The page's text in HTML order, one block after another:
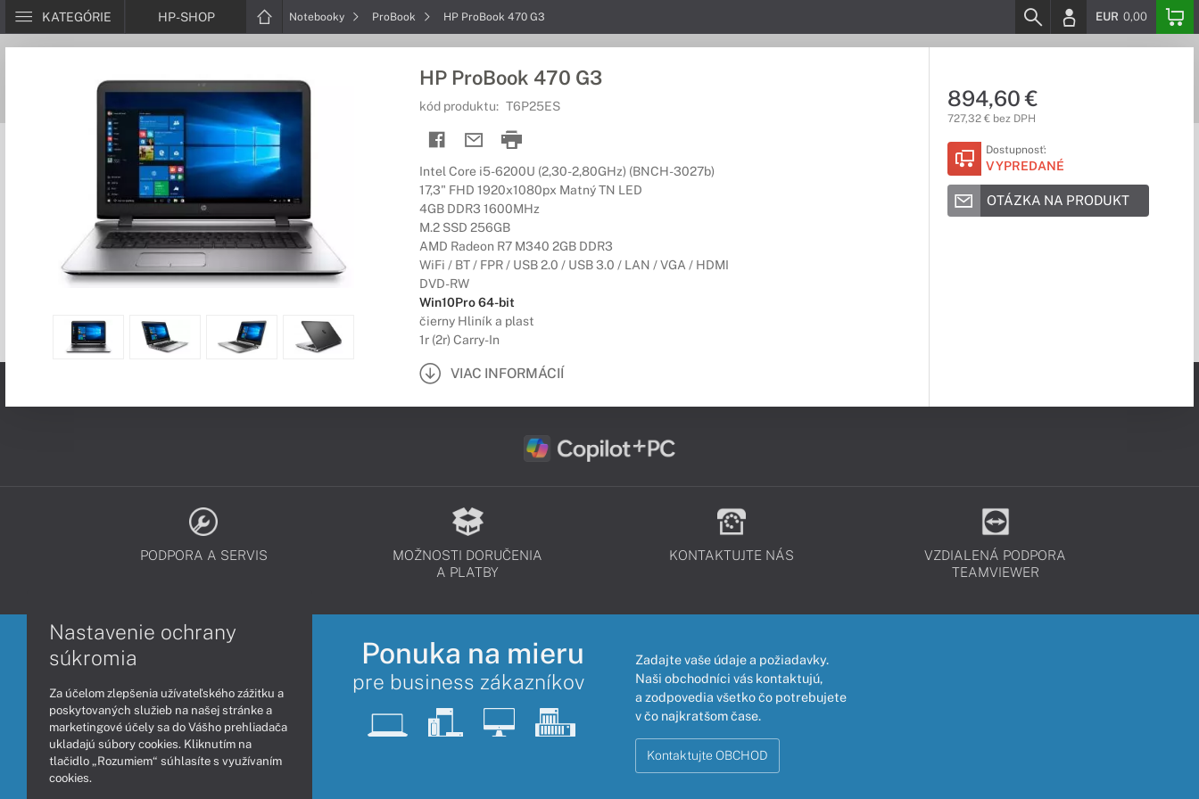
KATEGÓRIE HP-SHOP Notebooky ProBook HP ProBook 470 G3 EUR 0,00
HP ProBook 470 G3
kód produktu: T6P25ES
Intel Core i5-6200U (2,30-2,80GHz) (BNCH-3027b)
17,3" FHD 1920x1080px Matný TN LED
4GB DDR3 1600MHz
M.2 SSD 256GB
AMD Radeon R7 M340 2GB DDR3
WiFi / BT / FPR / USB 2.0 / USB 3.0 / LAN / VGA / HDMI
DVD-RW
Win10Pro 64-bit
čierny Hliník a plast
1r (2r) Carry-In
VIAC INFORMÁCIÍ
894,60 €
727,32 € bez DPH
Dostupnosť:
VYPREDANÉ
OTÁZKA NA PRODUKT
PODPORA A SERVIS
MOŽNOSTI DORUČENIA
A PLATBY
KONTAKTUJTE NÁS
VZDIALENÁ PODPORA
TEAMVIEWER
Ponuka na mieru
pre business zákazníkov
Zadajte vaše údaje a požiadavky.
Naši obchodníci vás kontaktujú,
a zodpovedia všetko čo potrebujete
v čo najkratšom čase.
Kontaktujte OBCHOD
Nastavenie ochrany
súkromia
Za účelom zlepšenia užívateľského zážitku a
poskytovaných služieb na našej stránke a
marketingové účely sa do Vášho prehliadača
ukladajú súbory cookies. Kliknutím na
tlačidlo „Rozumiem“ súhlasíte s využívaním
cookies.